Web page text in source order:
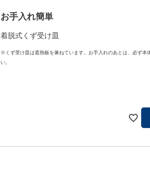
お手入れ簡単
着脱式くず受け皿
※くず受け皿は遮熱板を兼ねています。お手入れのあとは、必ず本
い。